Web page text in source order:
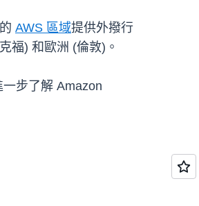
AWS 區域提供外撥行
福) 和歐洲 (倫敦)。
一步了解 Amazon